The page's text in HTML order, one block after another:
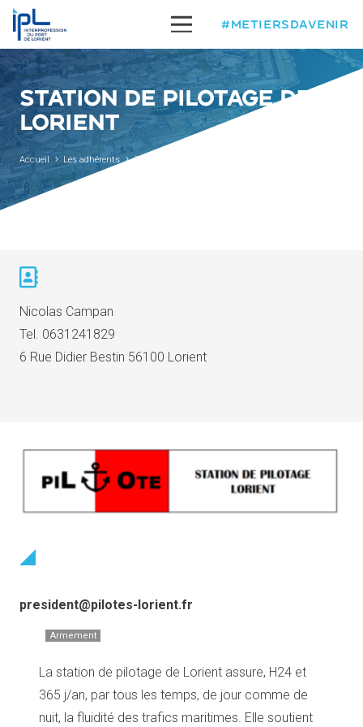
#METIERSDAVENIR
STATION DE PILOTAGE DE
LORIENT
Accueil Les adhérents Station de Pilotage de Lorient
Nicolas Campan
Tel. 0631241829
6 Rue Didier Bestin 56100 Lorient
president@pilotes-lorient.fr
Armement
La station de pilotage de Lorient assure, H24 et
365 j/an, par tous les temps, de jour comme de
nuit, la fluidité des trafics maritimes. Elle soutient